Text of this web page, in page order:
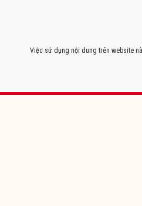
Việc sử dụng nội dung trên website